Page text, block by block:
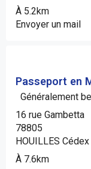
À 5.2km
Envoyer un mail
Passeport en
Généralement
16 rue Gambetta
78805
HOUILLES Cédex
À 7.6km